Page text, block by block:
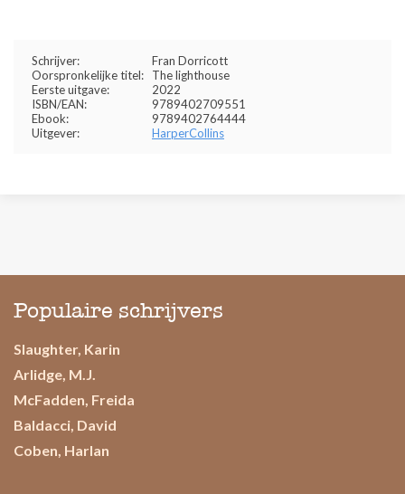
Schrijver:
Fran Dorricott
Oorspronkelijke titel:
The lighthouse
Eerste uitgave:
2022
ISBN/EAN:
9789402709551
Ebook:
9789402764444
Uitgever:
HarperCollins
Populaire schrijvers
Slaughter, Karin
Arlidge, M.J.
McFadden, Freida
Baldacci, David
Coben, Harlan